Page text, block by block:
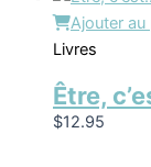
Ajouter au
Livres
Être,
$12.95